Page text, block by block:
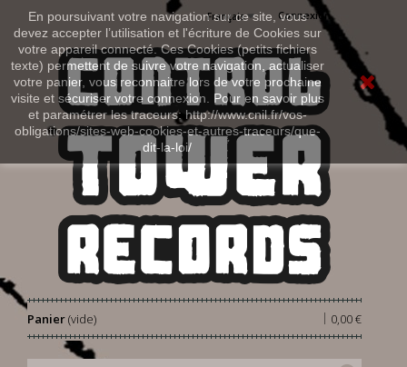
En poursuivant votre navigation sur ce site, vous
devez accepter l’utilisation et l'écriture de Cookies sur
votre appareil connecté. Ces Cookies (petits fichiers
texte) permettent de suivre votre navigation, actualiser
votre panier, vous reconnaitre lors de votre prochaine
visite et sécuriser votre connexion. Pour en savoir plus
et paramétrer les traceurs: http://www.cnil.fr/vos-
obligations/sites-web-cookies-et-autres-traceurs/que-
dit-la-loi/
Connexion
Français
Panier 0,00 €
|
(vide)